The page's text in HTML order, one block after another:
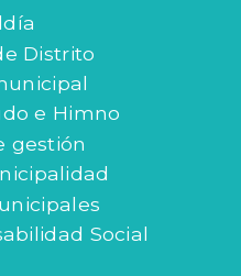
Distrito
e Himno
gestión
Social